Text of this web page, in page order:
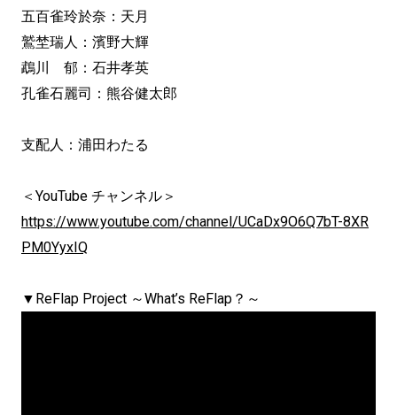
五百雀玲於奈：天月
鷲埜瑞人：濱野大輝
鵡川 郁：石井孝英
孔雀石麗司：熊谷健太郎
支配人：浦田わたる
＜YouTube チャンネル＞
https://www.youtube.com/channel/UCaDx9O6Q7bT-8XR
PM0YyxIQ
▼ReFlap Project ～What’s ReFlap？～